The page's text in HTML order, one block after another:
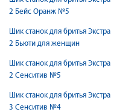
2 Бейс Оранж №5
Шик станок для бритья Экстра
2 Бьюти для женщин
Шик станок для бритья Экстра
2 Сенситив №5
Шик станок для бритья Экстра
3 Сенситив №4